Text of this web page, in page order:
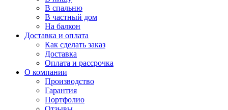
В спальню
В частный дом
На балкон
Доставка и оплата
Как сделать заказ
Доставка
Оплата и рассрочка
О компании
Производство
Гарантия
Портфолио